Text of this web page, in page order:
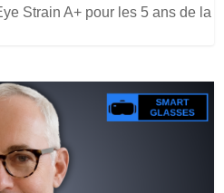
Strain A+ pour les 5 ans de la